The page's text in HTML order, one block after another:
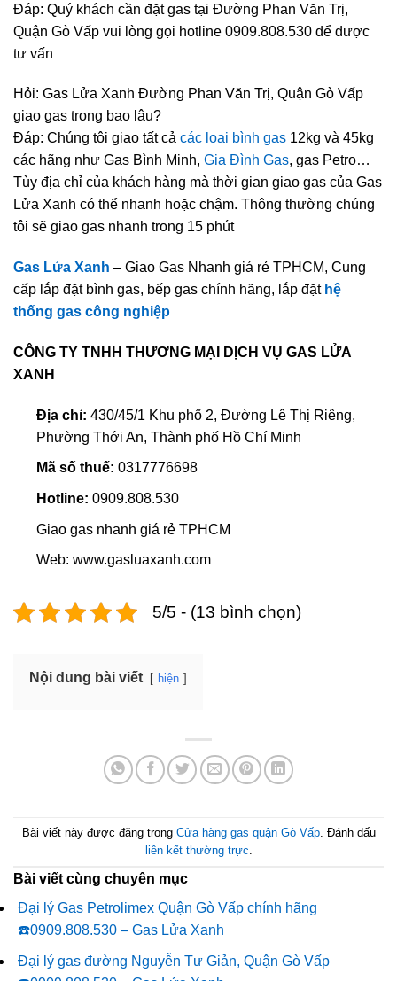
Đáp: Quý khách cần đặt gas tại Đường Phan Văn Trị,
Quận Gò Vấp vui lòng gọi hotline 0909.808.530 để được
tư vấn
Hỏi: Gas Lửa Xanh Đường Phan Văn Trị, Quận Gò Vấp
giao gas trong bao lâu?
Đáp: Chúng tôi giao tất cả các loại bình gas 12kg và 45kg
các hãng như Gas Bình Minh, Gia Đình Gas, gas Petro…
Tùy địa chỉ của khách hàng mà thời gian giao gas của Gas
Lửa Xanh có thể nhanh hoặc chậm. Thông thường chúng
tôi sẽ giao gas nhanh trong 15 phút
Gas Lửa Xanh – Giao Gas Nhanh giá rẻ TPHCM, Cung
cấp lắp đặt bình gas, bếp gas chính hãng, lắp đặt hệ
thống gas công nghiệp
CÔNG TY TNHH THƯƠNG MẠI DỊCH VỤ GAS LỬA
XANH
Địa chỉ: 430/45/1 Khu phố 2, Đường Lê Thị Riêng,
Phường Thới An, Thành phố Hồ Chí Minh
Mã số thuế: 0317776698
Hotline: 0909.808.530
Giao gas nhanh giá rẻ TPHCM
Web: www.gasluaxanh.com
5/5 - (13 bình chọn)
Nội dung bài viết hiện
Bài viết này được đăng trong Cửa hàng gas quận Gò Vấp. Đánh dấu
liên kết thường trực
Bài viết cùng chuyên mục
Đại lý Gas Petrolimex Quận Gò Vấp chính hãng
☎️0909.808.530 – Gas Lửa Xanh
Đại lý gas đường Nguyễn Tư Giản, Quận Gò Vấp